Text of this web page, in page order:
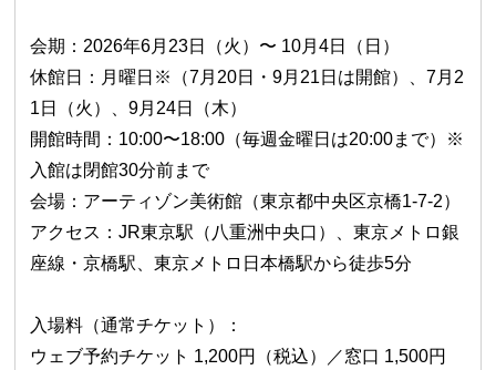
会期：2026年6月23日（火）〜 10月4日（日）
休館日：月曜日※（7月20日・9月21日は開館）、7月2
1日（火）、9月24日（木）
開館時間：10:00〜18:00（毎週金曜日は20:00まで）※
入館は閉館30分前まで
会場：アーティゾン美術館（東京都中央区京橋1-7-2）
アクセス：JR東京駅（八重洲中央口）、東京メトロ銀
座線・京橋駅、東京メトロ日本橋駅から徒歩5分
入場料（通常チケット）：
ウェブ予約チケット 1,200円（税込）／窓口 1,500円